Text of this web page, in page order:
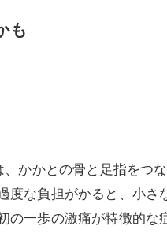
も
かかとの骨と足指をつ
度な負担がかると、小
の一歩の激痛が特徴的